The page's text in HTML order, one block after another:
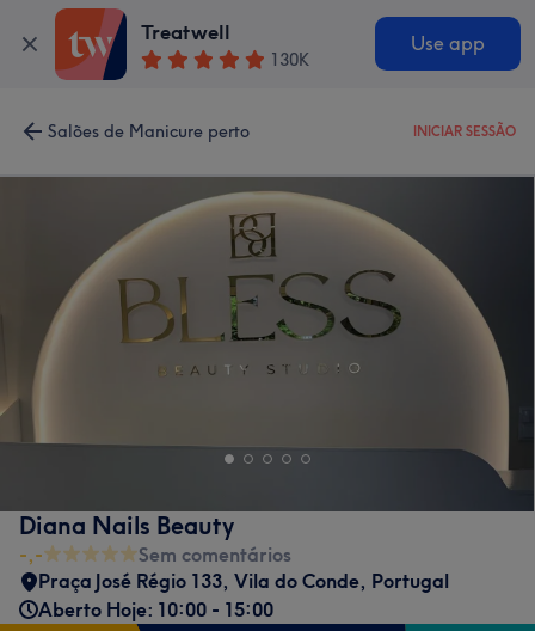
Treatwell
130K
Use app
Salões de Manicure perto INICIAR SESSÃO
Diana Nails Beauty
-,-
Sem comentários
Praça José Régio 133, Vila do Conde, Portugal
Aberto Hoje: 10:00 - 15:00